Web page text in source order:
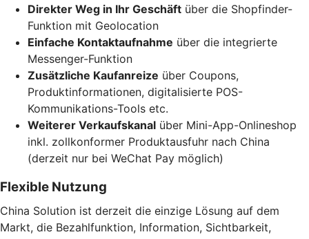
Direkter Weg in Ihr Geschäft über die Shopfinder-
Funktion mit Geolocation
Einfache Kontaktaufnahme über die integrierte
Messenger-Funktion
Zusätzliche Kaufanreize über Coupons,
Produktinformationen, digitalisierte POS-
Kommunikations-Tools etc.
Weiterer Verkaufskanal über Mini-App-Onlineshop
inkl. zollkonformer Produktausfuhr nach China
(derzeit nur bei WeChat Pay möglich)
Flexible Nutzung
China Solution ist derzeit die einzige Lösung auf dem
Markt, die Bezahlfunktion, Information, Sichtbarkeit,